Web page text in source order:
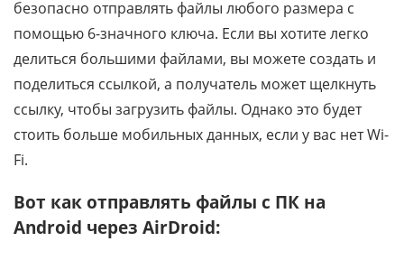
безопасно отправлять файлы любого размера с
помощью 6-значного ключа. Если вы хотите легко
делиться большими файлами, вы можете создать и
поделиться ссылкой, а получатель может щелкнуть
ссылку, чтобы загрузить файлы. Однако это будет
стоить больше мобильных данных, если у вас нет Wi-
Fi.
Вот как отправлять файлы с ПК на
Android через AirDroid: